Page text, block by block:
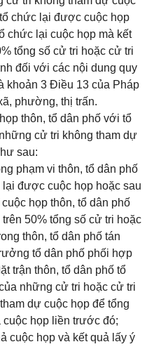
chức lại được cuộc họp
chức lại cuộc họp mà kết
tổng số cử tri hoặc cử tri
đối với các nội dung quy
khoản 3 Điều 13 của Pháp
phường, thị trấn.
thôn, tổ dân phố với tổ
cử tri không tham dự
sau:
phạm vi thôn, tổ dân phố
được cuộc họp hoặc sau
họp thôn, tổ dân phố
50% tổng số cử tri hoặc
thôn, tổ dân phố tán
tổ dân phố phối hợp
trận thôn, tổ dân phố tổ
những cử tri hoặc cử tri
dự cuộc họp để tổng
cuộc họp liền trước đó;
cuộc họp và kết quả lấy ý